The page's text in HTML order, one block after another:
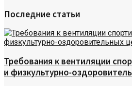
Последние статьи
Требования к вентиляции
и физкультурно-